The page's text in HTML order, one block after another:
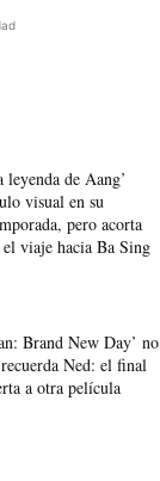
leyenda de Aang’
visual en su
pero acorta
el viaje hacia Ba Sing
Brand New Day’ no
Ned: el final
a otra película